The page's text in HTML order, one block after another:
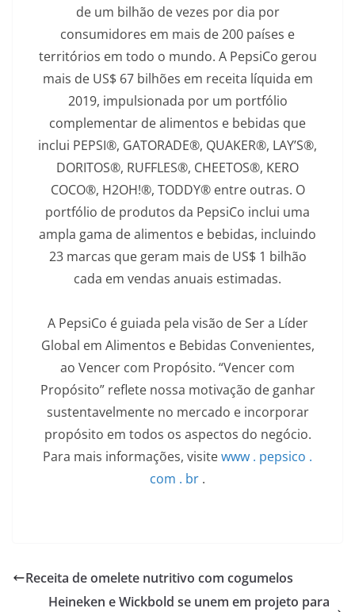
de um bilhão de vezes por dia por
consumidores em mais de 200 países e
territórios em todo o mundo. A PepsiCo gerou
mais de US$ 67 bilhões em receita líquida em
2019, impulsionada por um portfólio
complementar de alimentos e bebidas que
inclui PEPSI®, GATORADE®, QUAKER®, LAY’S®,
DORITOS®, RUFFLES®, CHEETOS®, KERO
COCO®, H2OH!®, TODDY® entre outras. O
portfólio de produtos da PepsiCo inclui uma
ampla gama de alimentos e bebidas, incluindo
23 marcas que geram mais de US$ 1 bilhão
cada em vendas anuais estimadas.
A PepsiCo é guiada pela visão de Ser a Líder
Global em Alimentos e Bebidas Convenientes,
ao Vencer com Propósito. “Vencer com
Propósito” reflete nossa motivação de ganhar
sustentavelmente no mercado e incorporar
propósito em todos os aspectos do negócio.
Para mais informações, visitewww . pepsico .
com . br .
Receita de omelete nutritivo com cogumelos
Heineken e Wickbold se unem em projeto para